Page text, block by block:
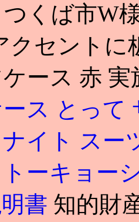
つくば市W
クセントに
ース 赤
ス とって
イト スー
ーキョー
書 知的財